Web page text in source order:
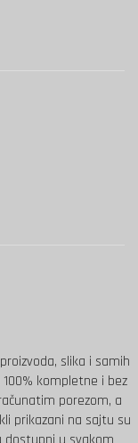
slika i samih
kompletne i bez
porezom, a
prikazani na sajtu su